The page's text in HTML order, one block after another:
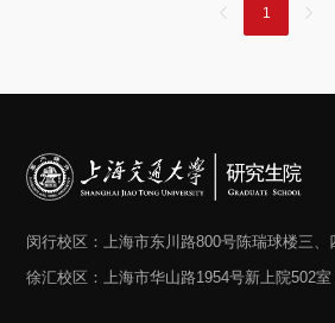
管理的若干意见》（教研〔2020〕11
发研究生导师指导行为准则》（教研〔
1
闵行校区：上海市东川路800号陈瑞球楼三、
徐汇校区：上海市华山路1954号新上院502室